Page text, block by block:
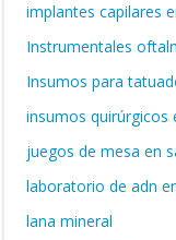
implantes capilares
Instrumentales
Insumos para
insumos quirúrgicos
juegos de mesa en
laboratorio de adn
lana mineral